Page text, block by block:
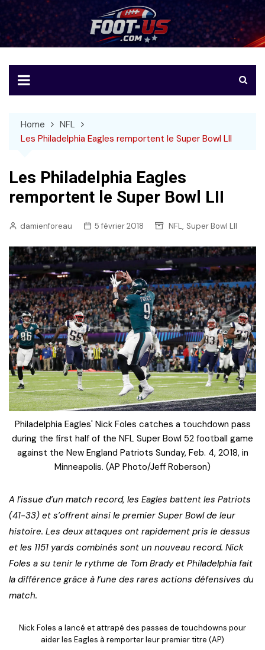
to
content
Foot-US
Le football américain en français
Home
NFL
Les Philadelphia Eagles remportent le Super Bowl LII
Les Philadelphia Eagles
remportent le Super Bowl LII
damienforeau 5 février 2018 NFL, Super Bowl LII
Philadelphia Eagles' Nick Foles catches a touchdown pass
during the first half of the NFL Super Bowl 52 football game
against the New England Patriots Sunday, Feb. 4, 2018, in
Minneapolis. (AP Photo/Jeff Roberson)
A l’issue d’un match record, les Eagles battent les Patriots
(41-33) et s’offrent ainsi le premier Super Bowl de leur
histoire. Les deux attaques ont rapidement pris le dessus
et les 1151 yards combinés sont un nouveau record. Nick
Foles a su tenir le rythme de Tom Brady et Philadelphia fait
la différence grâce à l’une des rares actions défensives du
match.
Nick Foles a lancé et attrapé des passes de touchdowns pour
aider les Eagles à remporter leur premier titre (AP)